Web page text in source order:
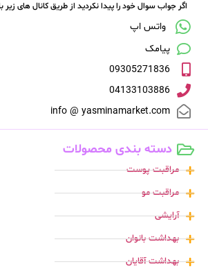
اگر جواب سوال خود را پیدا نکردید از طریق کانال های زیر
واتس اپ
پیامک
09305271836
04133103886
info @ yasminamarket.com
دسته بندی محصولات
مراقبت پوست
مراقبت مو
آرایشی
بهداشت بانوان
بهداشت آقایان